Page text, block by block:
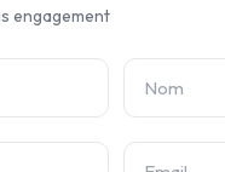
engagement